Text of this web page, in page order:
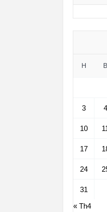
H B
3 4
10
17
24
31
« Th4